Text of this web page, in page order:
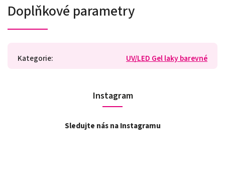
Doplňkové parametry
Kategorie: UV/LED Gel laky barevné
Instagram
Sledujte nás na Instagramu